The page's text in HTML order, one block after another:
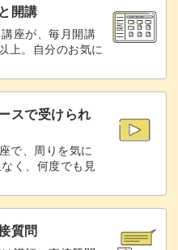
さんでもキレイに彫れるよ
チャーします♪
でレッスンした「りんごち
ツですよ♪
開講
座が、毎月開講
上。自分のお気に
スで受けられ
で、周りを気に
く、何度でも見
質問